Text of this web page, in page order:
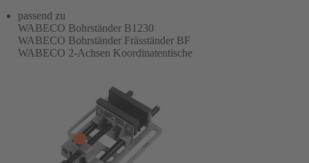
passend zu
WABECO Bohrständer B1230
WABECO Bohrständer Fräsständer BF
WABECO 2-Achsen Koordinatentische